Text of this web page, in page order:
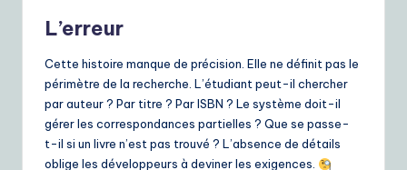
L’erreur
Cette histoire manque de précision. Elle ne définit pas le
périmètre de la recherche. L’étudiant peut-il chercher
par auteur ? Par titre ? Par ISBN ? Le système doit-il
gérer les correspondances partielles ? Que se passe-
t-il si un livre n’est pas trouvé ? L’absence de détails
oblige les développeurs à deviner les exigences.